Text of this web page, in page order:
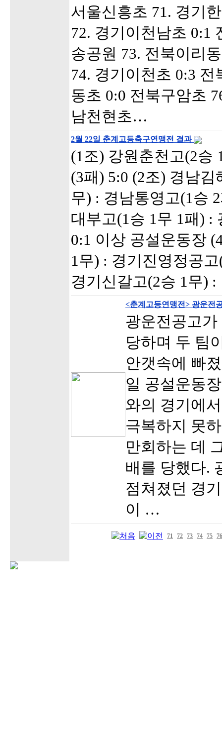
서울신흥초 71. 경기
72. 경기이천남초 0:1
송공원 73. 전북이리
74. 경기이천초 0:3
동초 0:0 전북구암초
남천현초…
2월 22일 춘계고등축구연맹전 결과
(1조) 강원춘천고(2승
(3패) 5:0 (2조) 경남
무) : 경남통영고(1승
대부고(1승 1무 1패) :
0:1 이상 공설운동장
1무) : 경기진영정공
경기신갈고(2승 1무)
<춘계고등연맹전> 광운전
광운전공고
당하며 두 팀
안갯속에 빠
일 공설운동
와의 경기에
극복하지 못
만회하는 데
배를 당했다.
점쳐졌던 경
이 …
71 72 73 74 75 76